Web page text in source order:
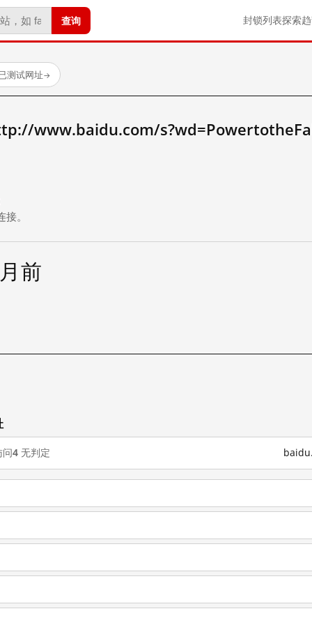
查询 封锁列表探索
测试网址→
www.baidu.com/
。
前
问4 无判定